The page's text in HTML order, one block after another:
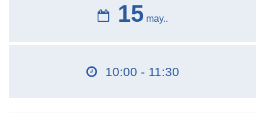
15 may..
10:00 - 11:30